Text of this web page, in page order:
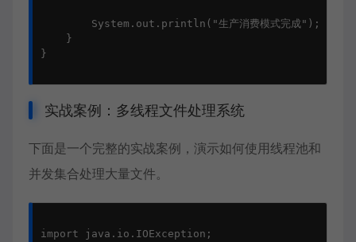
        System.out.println("生产消费模式完成");
    }
}
实战案例：多线程文件处理系统
下面是一个完整的实战案例，演示如何使用线程池和
并发集合处理大量文件。
import java.io.IOException;